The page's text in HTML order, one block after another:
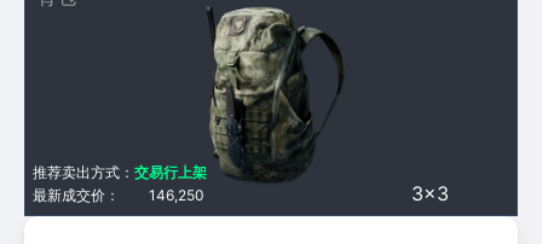
3×3
最新成交价： 146,250
推荐卖出方式： 交易行上架